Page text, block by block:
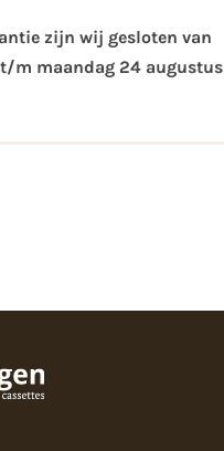
zijn wij gesloten van
m maandag 24 augustus